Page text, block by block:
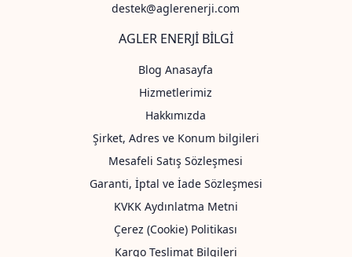
AGLER ENERJİ BİLGİ
Blog Anasayfa
Hizmetlerimiz
Hakkımızda
Şirket, Adres ve Konum bilgileri
Mesafeli Satış Sözleşmesi
Garanti, İptal ve İade Sözleşmesi
KVKK Aydınlatma Metni
Çerez (Cookie) Politikası
Kargo Teslimat Bilgileri
destek@aglerenerji.com